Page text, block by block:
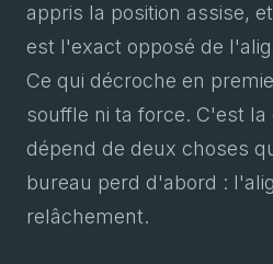
appris la position assise,
est l'exact opposé de
Ce qui décroche en
souffle ni ta force. C'est
dépend de deux choses
bureau perd d'abord :
relâchement.